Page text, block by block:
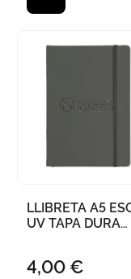
LLIBRETA A5
UV TAPA DURA
PEDRA
4,00 €